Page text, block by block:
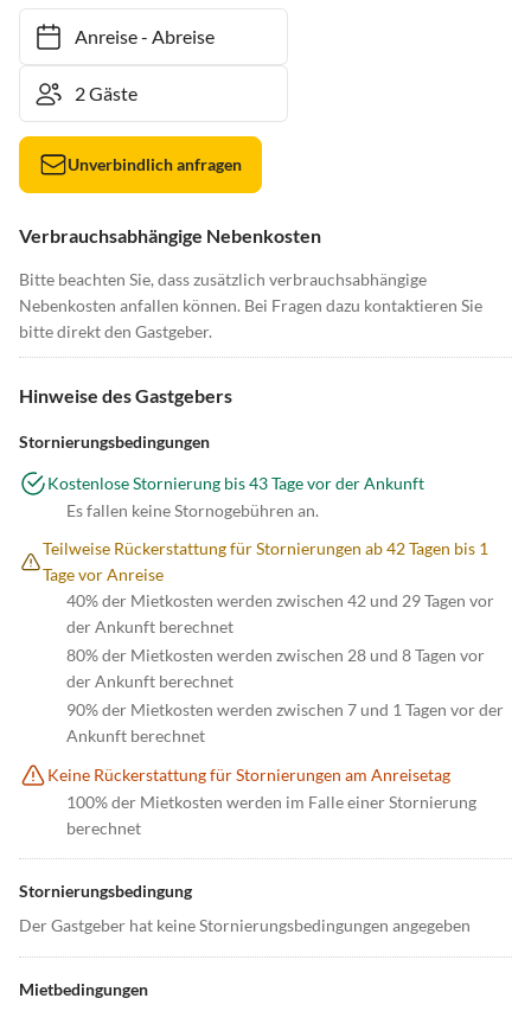
Anreise- Abreise
Unverbindlich anfragen
Verbrauchsabhängige Nebenkosten
Bitte beachten Sie, dass zusätzlich verbrauchsabhängige
Nebenkosten anfallen können. Bei Fragen dazu kontaktieren Sie
bitte direkt den Gastgeber.
Hinweise des Gastgebers
Stornierungsbedingungen
Kostenlose Stornierung bis 43 Tage vor der Ankunft
Es fallen keine Stornogebühren an.
Teilweise Rückerstattung für Stornierungen ab 42 Tagen bis 1
Tage vor Anreise
40% der Mietkosten werden zwischen 42 und 29 Tagen vor
der Ankunft berechnet
80% der Mietkosten werden zwischen 28 und 8 Tagen vor
der Ankunft berechnet
90% der Mietkosten werden zwischen 7 und 1 Tagen vor der
Ankunft berechnet
Keine Rückerstattung für Stornierungen am Anreisetag
100% der Mietkosten werden im Falle einer Stornierung
berechnet
Stornierungsbedingung
Der Gastgeber hat keine Stornierungsbedingungen angegeben
Mietbedingungen